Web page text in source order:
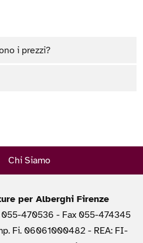
i prezzi?
Chi Siamo
per Alberghi Firenze
055-470536 - Fax 055-474345
Fi. 06061000482 - REA: FI-